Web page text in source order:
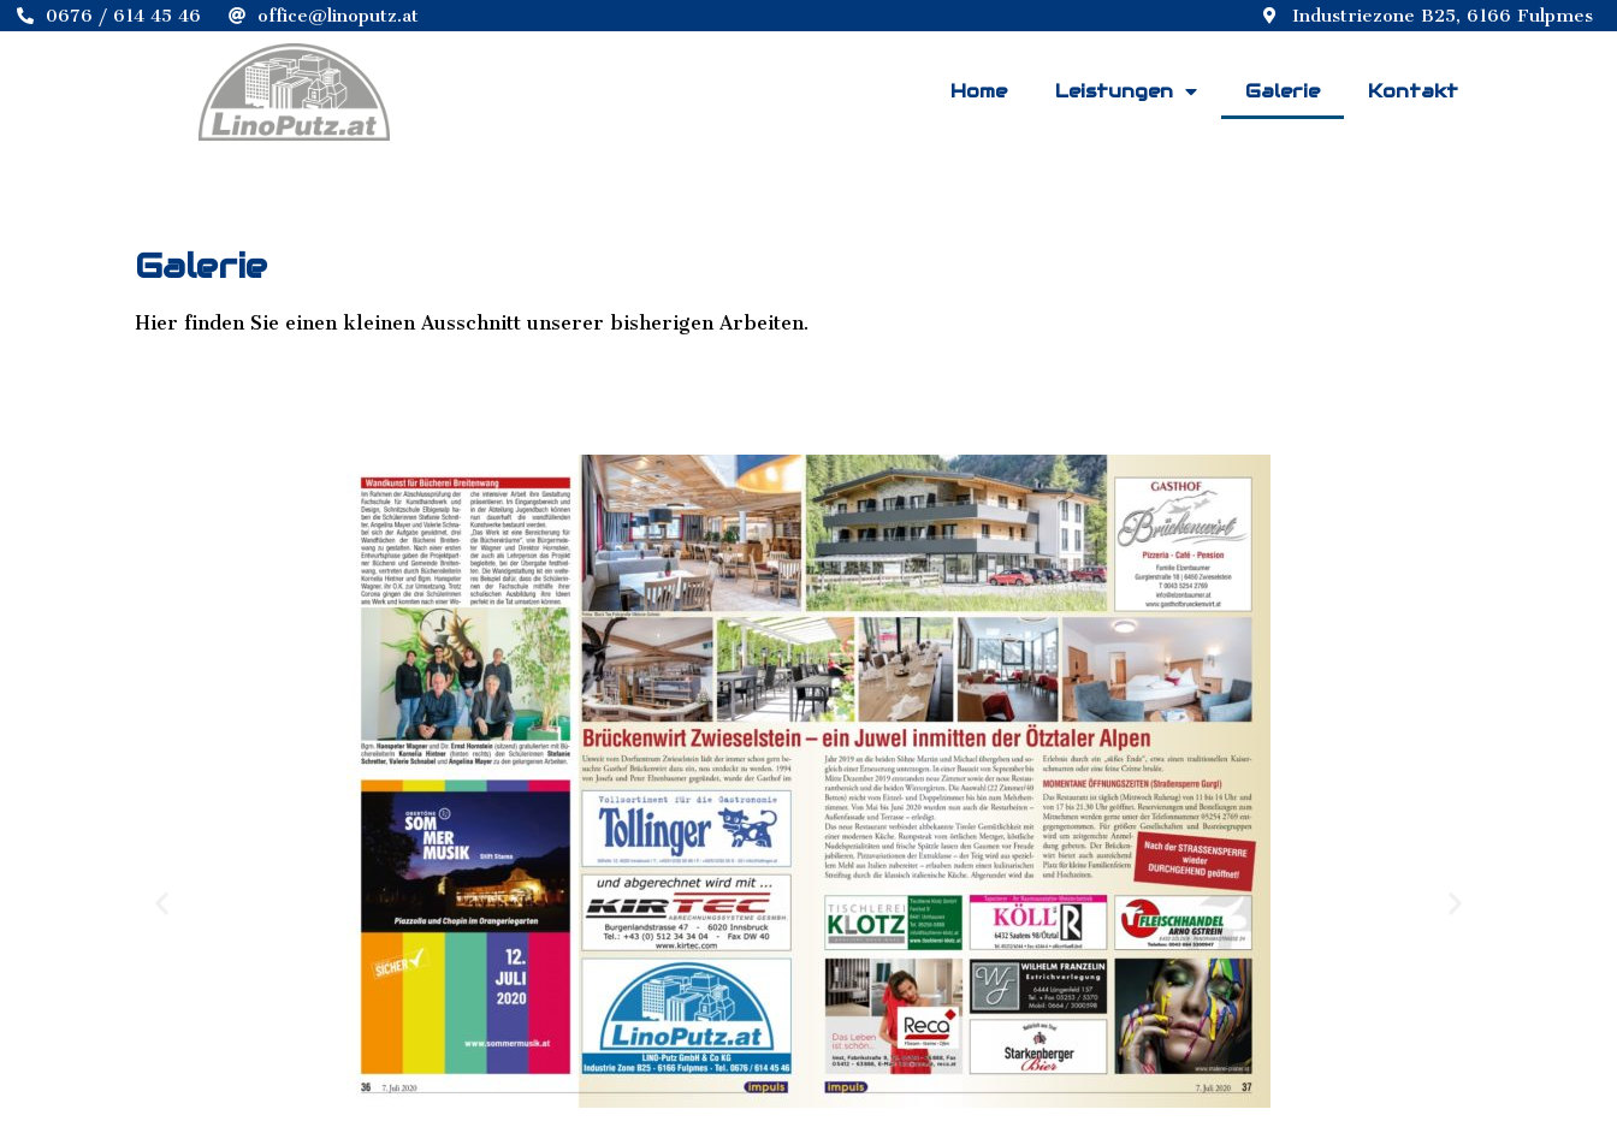
0676 / 614 45 46 office@linoputz.at Industriezone B25, 6166 Fulpmes
Home Leistungen Galerie Kontakt
Galerie
Hier finden Sie einen kleinen Ausschnitt unserer bisherigen Arbeiten.